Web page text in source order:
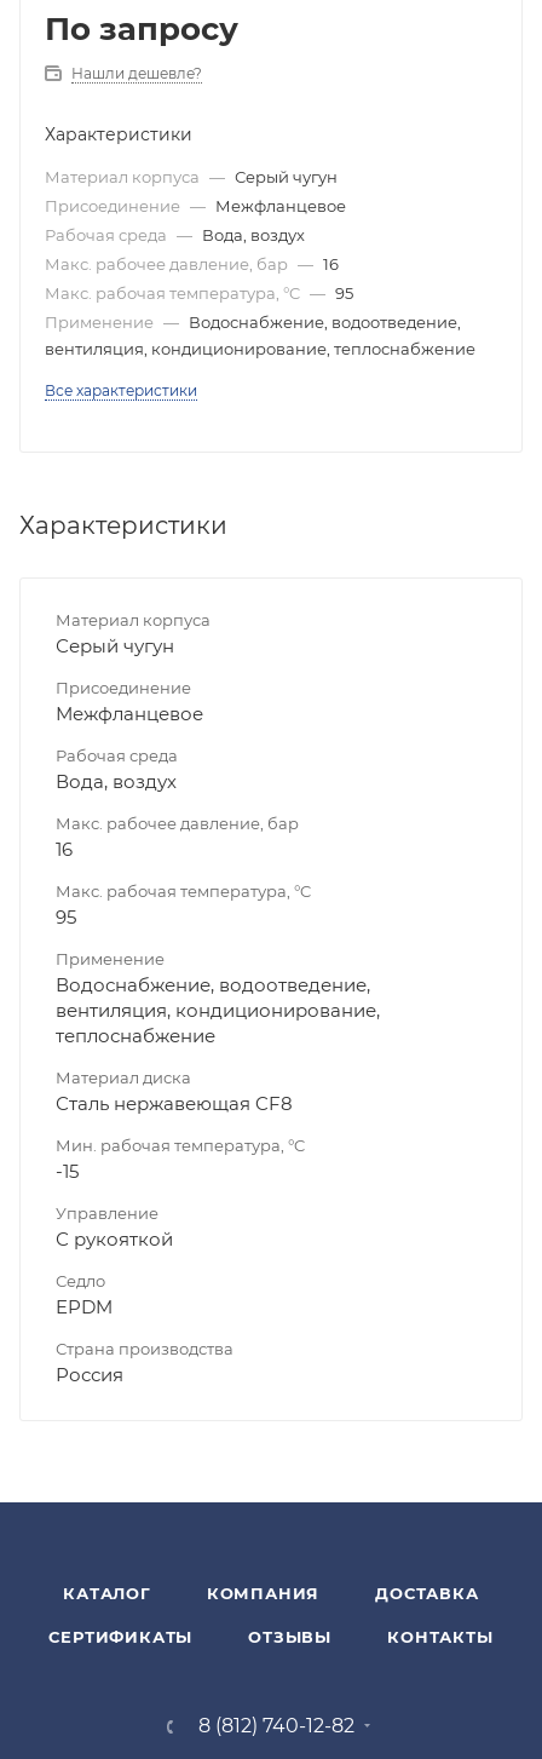
По запросу
Нашли дешевле?
Характеристики
Материал корпуса — Серый чугун
Присоединение — Межфланцевое
Рабочая среда — Вода, воздух
Макс. рабочее давление, бар — 16
Макс. рабочая температура, °C — 95
Применение — Водоснабжение, водоотведение,
вентиляция, кондиционирование, теплоснабжение
Все характеристики
Характеристики
Материал корпуса
Серый чугун
Присоединение
Межфланцевое
Рабочая среда
Вода, воздух
Макс. рабочее давление, бар
16
Макс. рабочая температура, °C
95
Применение
Водоснабжение, водоотведение,
вентиляция, кондиционирование,
теплоснабжение
Материал диска
Сталь нержавеющая CF8
Мин. рабочая температура, °C
-15
Управление
С рукояткой
Седло
EPDM
Страна производства
Россия
КАТАЛОГ КОМПАНИЯ ДОСТАВКА
СЕРТИФИКАТЫ ОТЗЫВЫ КОНТАКТЫ
8 (812) 740-12-82